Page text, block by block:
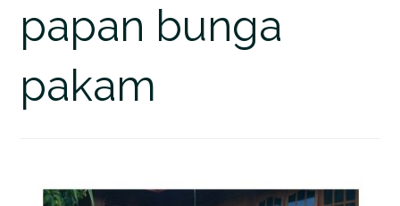
papan bunga
pakam